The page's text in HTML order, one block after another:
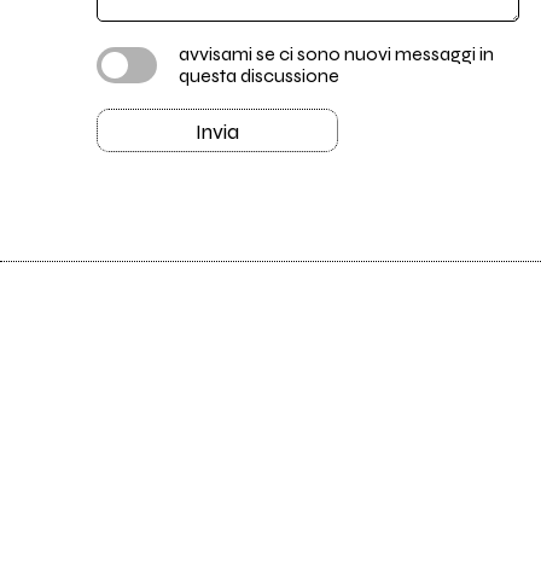
avvisami se ci sono nuovi messaggi in
questa discussione
Invia